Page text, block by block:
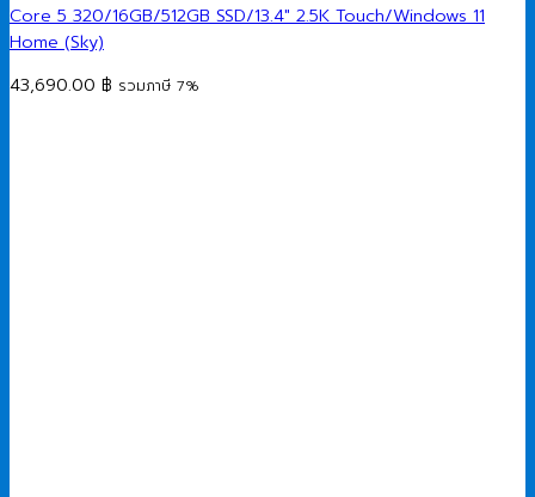
Core 5 320/16GB/512GB SSD/13.4″ 2.5K Touch/Windows 11
Home (Sky)
43,690.00 ฿ รวมภาษี 7%